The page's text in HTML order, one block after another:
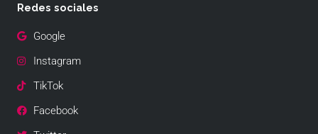
Redes sociales
Google
Instagram
TikTok
Facebook